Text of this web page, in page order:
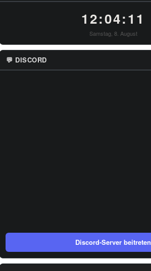
12:04:11
Samstag, 8. August
💬 DISCORD
Discord-Server beitreten